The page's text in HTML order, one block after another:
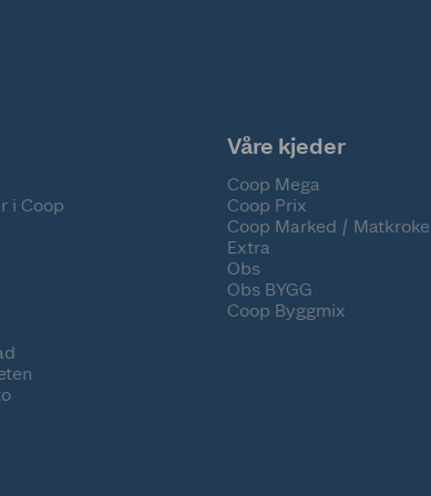
i Coop
Våre kjeder
Coop Mega
Coop Prix
Coop Marked /
Extra
Obs
Obs BYGG
Coop Byggmix